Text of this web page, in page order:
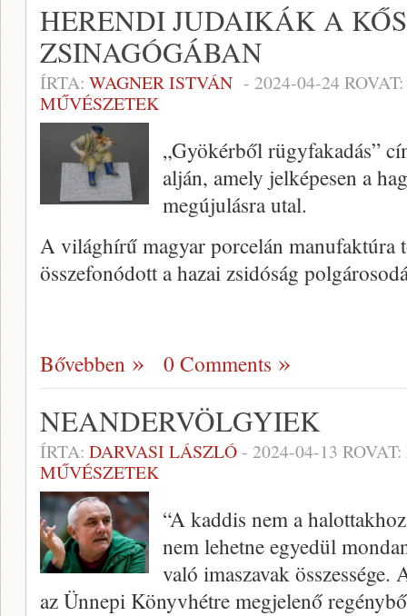
HERENDI JUDAIKÁK A
ZSINAGÓGÁBAN
ÍRTA: WAGNER ISTVÁN - 2024-04-24ROVAT:
MŰVÉSZETEK
„Gyökérből rügyfakadás”
alján, amely jelképesen a
megújulásra utal.
A világhírű magyar porcelán manufaktúra
összefonódott a hazai zsidóság
Bővebben 0 Comments
NEANDERVÖLGYIEK
ÍRTA: DARVASI LÁSZLÓ- 2024-04-13 ROVAT:
MŰVÉSZETEK
“A kaddis nem a
nem lehetne egyedül
való imaszavak
az Ünnepi Könyvhétre megjelenő